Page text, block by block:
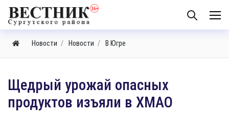
Новости Новости В Югре
Щедрый урожай опасных
продуктов изъяли в ХМАО